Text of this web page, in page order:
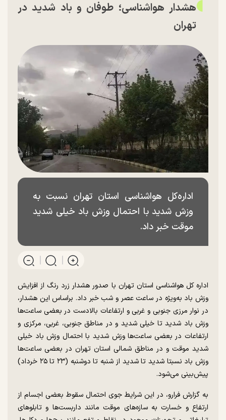
هشدار هواشناسی؛ طوفان و باد شدید در
تهران
اداره‌کل هواشناسی استان تهران نسبت به
وزش شدید با احتمال وزش باد خیلی شدید
موقت خبر داد.
اداره کل هواشناسی استان تهران با صدور هشدار زرد رنگ از افزایش
وزش باد به‌ویژه در ساعت عصر و شب خبر داد. براساس این هشدار،
در نوار مرزی جنوبی و غربی و ارتفاعات بالادست در بعضی ساعت‌ها
وزش باد شدید تا خیلی شدید و در مناطق جنوبی، غربی، مرکزی و
ارتفاعات در بعضی ساعت‌ها وزش شدید با احتمال وزش باد خیلی
شدید موقت و در مناطق شمالی استان تهران در بعضی ساعت‌ها
وزش باد نسبتا شدید تا شدید از شنبه تا دوشنبه (۲۳ تا ۲۵ خرداد)
پیش‌بینی می‌شود.
به گزارش فرارو، در این شرایط جوی احتمال سقوط بعضی اجسام از
ارتفاع و خسارت به سازه‌های موقت مانند داربست‌ها و تابلو‌های